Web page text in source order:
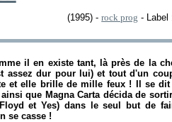
(1995) -rock prog -
il en existe tant, là près de la
assez dur pour lui) et tout d'un
et elle brille de mille feux ! Il se
que Magna Carta décida de
et Yes) dans le seul but de
se casse !